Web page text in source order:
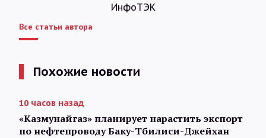
ИнфоТЭК
Все статьи автора
Похожие новости
10 часов назад
«Казмунайгаз» планирует нарастить экспорт
по нефтепроводу Баку-Тбилиси-Джейхан